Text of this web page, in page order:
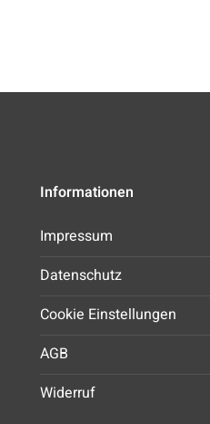
Informationen
Impressum
Datenschutz
Cookie Einstellungen
AGB
Widerruf